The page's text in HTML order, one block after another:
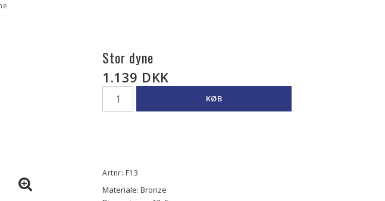
Stor dyne
1.139 DKK
KØB
Artnr: F13
Materiale: Bronze